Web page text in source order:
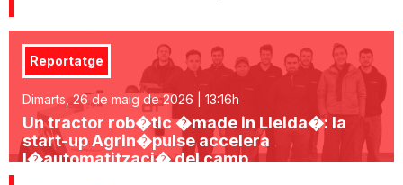
Reportatge
Dimarts, 26 de maig de 2026 | 13:16h
Un tractor rob�tic �made in Lleida�: la
start-up Agrin�pulse accelera
l�automatitzaci� del camp